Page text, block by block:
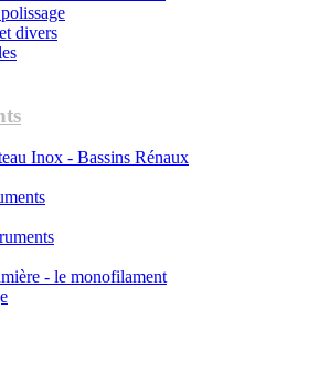
divers
Inox - Bassins Rénaux
- le monofilament